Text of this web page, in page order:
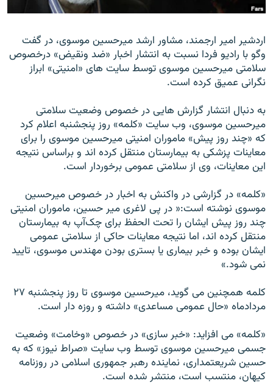
اردشير امير ارجمند، مشاور ارشد ميرحسين موسوی، در گفت
وگو با راديو فردا نسبت به انتشار اخبار «ضد ونقيض» درخصوص
سلامتی ميرحسين موسوی توسط سايت های «امنيتی» ابراز
نگرانی عميق کرده است.
به دنبال انتشار گزارش هايی در خصوص وضعيت سلامتی
ميرحسين موسوی، وب سايت «کلمه» روز پنجشنبه اعلام کرد
که «چند روز پيش» ماموران امنيتی ميرحسين موسوی را برای
معاينات پزشکی به بيمارستان منتقل کرده اند و براساس نتيجه
اين معاينات، وی از سلامتی عمومی برخوردار است.
«کلمه» در گزارشی در واکنش به اخبار در خصوص ميرحسين
موسوی نوشته است:« در پی لاغری مير حسين، ماموران امنيتی
چند روز پيش ايشان را تحت الحفظ برای چک‌آپ به بيمارستان
منتقل کرده اند، اما نتيجه معاينات حاکی از سلامتی عمومی
ايشان بوده و خبر بيماری يا بستری بودن مهندس موسوی، تاييد
نمی شود.»
کلمه همچنين می گويد، ميرحسين موسوی تا روز پنجشنبه ۲۷
مردادماه «حال عمومی مساعدی» داشته و روزه دار است.
«کلمه» می افزاید: «خبر سازی» در خصوص «وخامت» وضعيت
جسمی ميرحسين موسوی توسط وب سايت «صراط نيوز» که به
حسين شريعتمداری، نماينده رهبر جمهوری اسلامی در روزنامه
کيهان، منتسب است، منتشر شده است.